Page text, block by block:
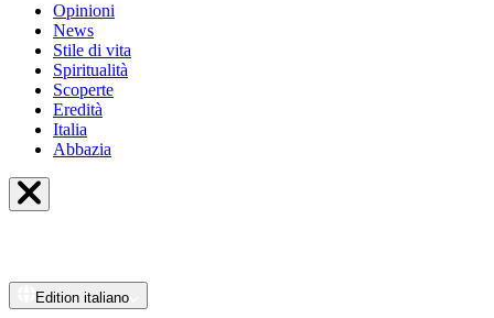
Opinioni
News
Stile di vita
Spiritualità
Scoperte
Eredità
Italia
Abbazia
Edition italiano